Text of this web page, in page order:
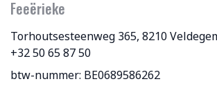
Feeërieke
Torhoutsesteenweg 365, 8210
+32 50 65 87 50
btw-nummer: BE0689586262